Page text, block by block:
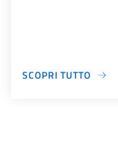
SCOPRI TUTTO